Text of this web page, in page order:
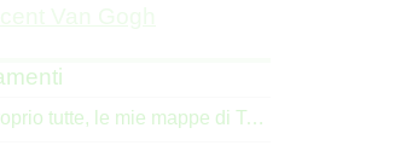
Tutte, ma proprio tutte, le mie mappe di Tolkien